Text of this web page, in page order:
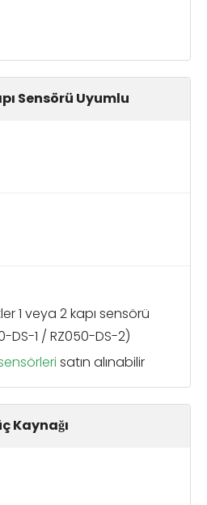
Sensörü Uyumlu
1 veya 2 kapı sensörü
DS-1 / RZ050-DS-2)
satın alınabilir
Kaynağı